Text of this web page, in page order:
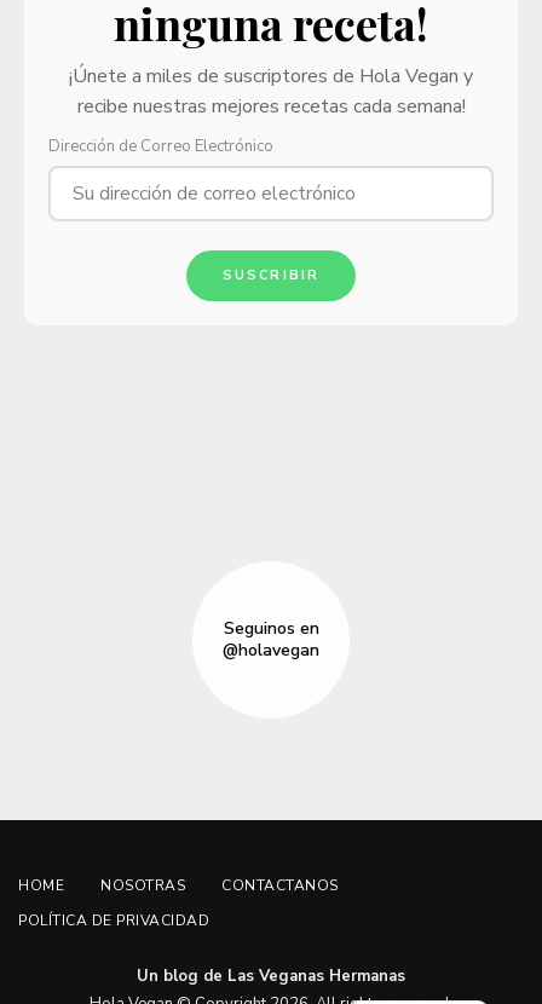
ninguna receta!
¡Únete a miles de suscriptores de Hola Vegan y
recibe nuestras mejores recetas cada semana!
Dirección de Correo Electrónico
SUSCRIBIR
Seguinos en
@holavegan
HOME NOSOTRAS
CONTACTANOS
POLÍTICA DE PRIVACIDAD
Un blog de Las Veganas Hermanas
English